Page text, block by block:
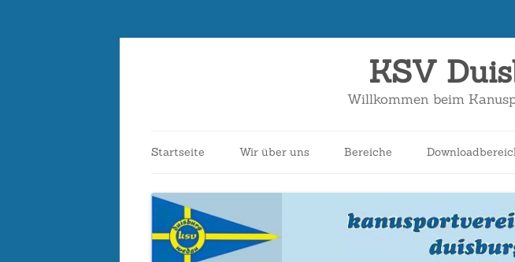
KSV
Willkommen beim
Startseite Wir über uns
Ansprechpartner*innen
Vereinsbeitritt
Bereiche
Schüler*innen
Breitensport